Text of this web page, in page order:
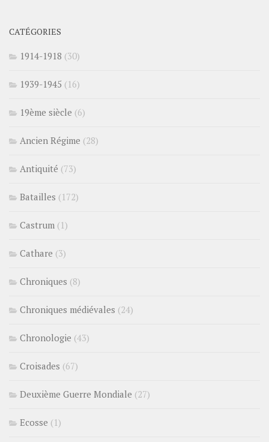
CATÉGORIES
1914-1918 (30)
1939-1945 (16)
19ème siècle (6)
Ancien Régime (28)
Antiquité (73)
Batailles (172)
Castrum (1)
Cathare (3)
Chroniques (8)
Chroniques médiévales (24)
Chronologie (43)
Croisades (67)
Deuxième Guerre Mondiale (27)
Ecosse (1)